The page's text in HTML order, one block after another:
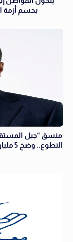
بحسم أزمة
منسق “جيل